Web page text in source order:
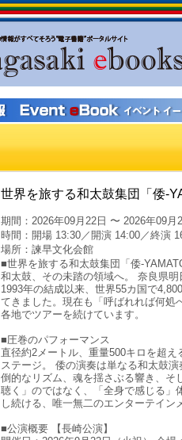
世界を旅する和太鼓集団「倭-
期間：2026年09月22日 〜 2026年09月
時間：開場 13:30／開演 14:00／終演
場所：諫早文化会館
■世界を旅する和太鼓集団「倭-
和太鼓、その未踏の領域へ。 奈良県明
1993年の結成以来、世界55カ国で
てきました。現在も「呼ばれれば何処
各地でツアーを続けています。
■圧巻のパフォーマンス
直径約2メートル、重量500キロを超
ステージ。 倭の演奏は単なる和太鼓
倒的なリズム、魂を揺さぶる響き、そ
聴く」のではなく、「全身で感じる」
し続ける、唯一無二のエンターテイン
■公演概要 【長崎公演】